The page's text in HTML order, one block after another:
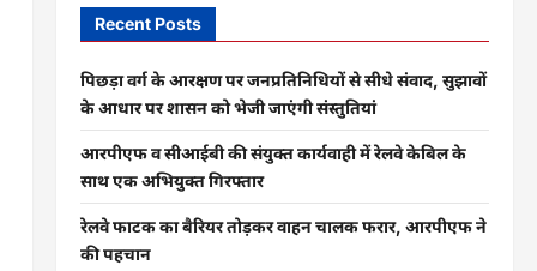
Recent Posts
पिछड़ा वर्ग के आरक्षण पर जनप्रतिनिधियों से सीधे संवाद, सुझावों
के आधार पर शासन को भेजी जाएंगी संस्तुतियां
आरपीएफ व सीआईबी की संयुक्त कार्यवाही में रेलवे केबिल के
साथ एक अभियुक्त गिरफ्तार
रेलवे फाटक का बैरियर तोड़कर वाहन चालक फरार, आरपीएफ ने
की पहचान